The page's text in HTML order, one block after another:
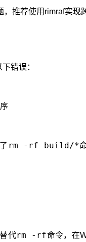
推荐使用rimraf实现
错误：
rm -rf build/*
代rm -rf命令，在